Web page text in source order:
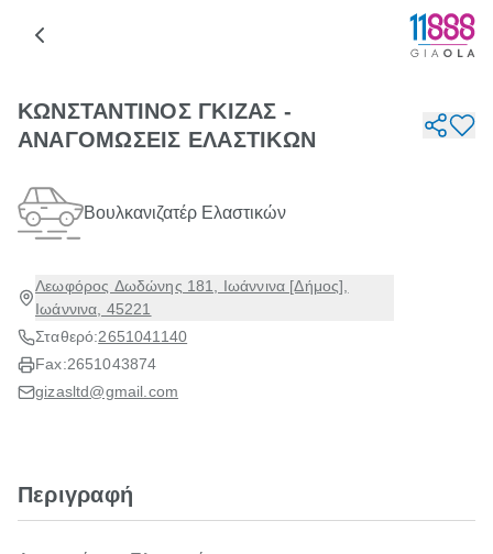
ΚΩΝΣΤΑΝΤΙΝΟΣ ΓΚΙΖΑΣ -
ΑΝΑΓΟΜΩΣΕΙΣ ΕΛΑΣΤΙΚΩΝ
Βουλκανιζατέρ Ελαστικών
Λεωφόρος Δωδώνης 181, Ιωάννινα [Δήμος],
Ιωάννινα, 45221
Σταθερό:2651041140
Fax:2651043874
gizasltd@gmail.com
Περιγραφή